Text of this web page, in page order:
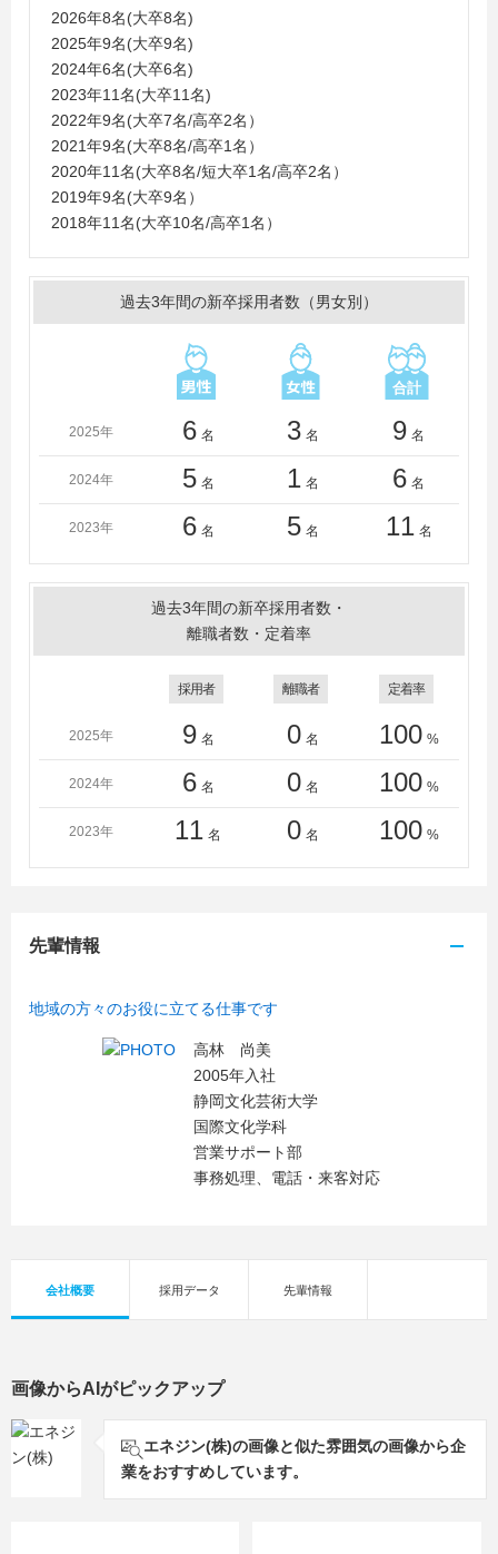
学、東京電機大学、東京農業大学、東洋大学、常葉大
学、富山国際大学、名古屋外国語大学、名古屋学院大
学、名古屋女子大学、新潟大学、日本大学、浜松学院大
学、名城大学、明星大学、山梨学院大学、立正大学
＜短大・高専・専門学校＞
愛知大学短期大学部、岡崎女子短期大学、国際観光専門
学校熱海校、大原簿記学校
2026年8名(大卒8名)
2025年9名(大卒9名)
2024年6名(大卒6名)
2023年11名(大卒11名)
2022年9名(大卒7名/高卒2名）
2021年9名(大卒8名/高卒1名）
2020年11名(大卒8名/短大卒1名/高卒2名）
2019年9名(大卒9名）
2018年11名(大卒10名/高卒1名）
過去3年間の新卒採用者数（男女別）
2025年 6 名 3 名 9 名
2024年 5 名 1 名 6 名
2023年 6 名 5 名 11 名
過去3年間の新卒採用者数・
離職者数・定着率
採用者 離職者 定着率
2025年 9 名 0 名 100 %
2024年 6 名 0 名 100 %
2023年 11 名 0 名 100 %
先輩情報
地域の方々のお役に立てる仕事です
高林 尚美
2005年入社
静岡文化芸術大学
国際文化学科
営業サポート部
事務処理、電話・来客対応
会社概要 採用データ 先輩情報
画像からAIがピックアップ
エネジン(株)の画像と似た雰囲気の画像から企
業をおすすめしています。